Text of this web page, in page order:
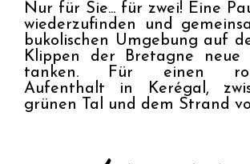
Nur für Sie... für zwei! Eine
wiederzufinden und
bukolischen Umgebung auf
Klippen der Bretagne neue
tanken. Für einen
Aufenthalt in Kerégal,
grünen Tal und dem Strand